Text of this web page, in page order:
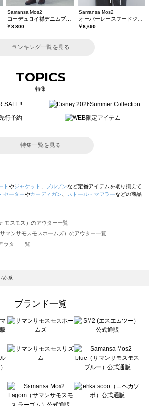
Samansa Mos2
￥8,800
Samansa Mos2
￥8,690
ランキング一覧を見る
TOPICS
特集
特集一覧を見る
ト やジャケット ブルゾンなど定番アイテムを取り揃えて
セーターやカーディガン ストール・マフラーなどの商品
モスモス）のアウター一覧
マンサモスモスホームズ）のアウター一覧
ウター一覧
（ツハルバイサマンサモスモス）のアウター一覧
ンサモスモス ブルー）のアウター一覧
アウター一覧
ター一覧
クラシック）のアウター一覧
ル）のアウター一覧
ズブルー）のアウター一覧
）のアウター一覧
/赤系
ブランド一覧